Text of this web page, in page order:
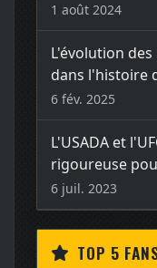
1 août 2024
L'évolution
dans l'histoire
6 fév. 2025
L'USADA et
rigoureuse
6 juil. 2023
TOP 5